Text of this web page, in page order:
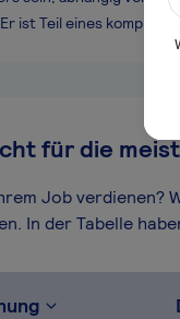
ist Teil eines
für die
Job
In der Tabelle